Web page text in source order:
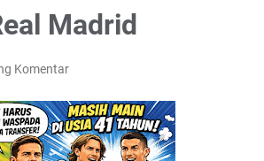
Madrid
Komentar